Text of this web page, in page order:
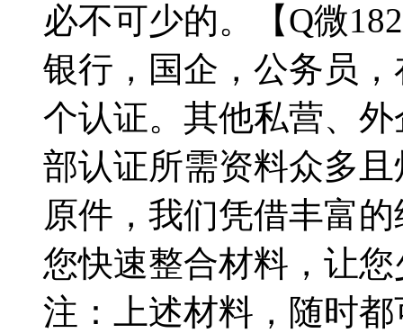
必不可少的。【Q微
银行，国企，公务员
个认证。其他私营、
部认证所需资料众多
原件，我们凭借丰富
您快速整合材料，让
注：上述材料，随时